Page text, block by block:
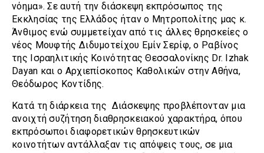
νόημα». Σε αυτή την διάσκεψη εκπρόσωπος της
Εκκλησίας της Ελλάδος ήταν ο Μητροπολίτης μας κ.
Άνθιμος ενώ συμμετείχαν από τις άλλες θρησκείες ο
νέος Μουφτής Διδυμοτείχου Εμίν Σερίφ, ο Ραβίνος
της Ισραηλιτικής Κοινότητας Θεσσαλονίκης Dr. Izhak
Dayan και ο Αρχιεπίσκοπος Καθολικών στην Αθήνα,
Θεόδωρος Κοντίδης.
Κατά τη διάρκεια της Διάσκεψης προβλέπονταν μια
ανοιχτή συζήτηση διαθρησκειακού χαρακτήρα, όπου
εκπρόσωποι διαφορετικών θρησκευτικών
κοινοτήτων αντάλλαξαν τις απόψεις τους, σε μια